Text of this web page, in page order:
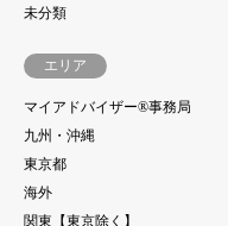
未分類
エリア
マイアドバイザー®事務局
九州・沖縄
東京都
海外
関東【東京除く】